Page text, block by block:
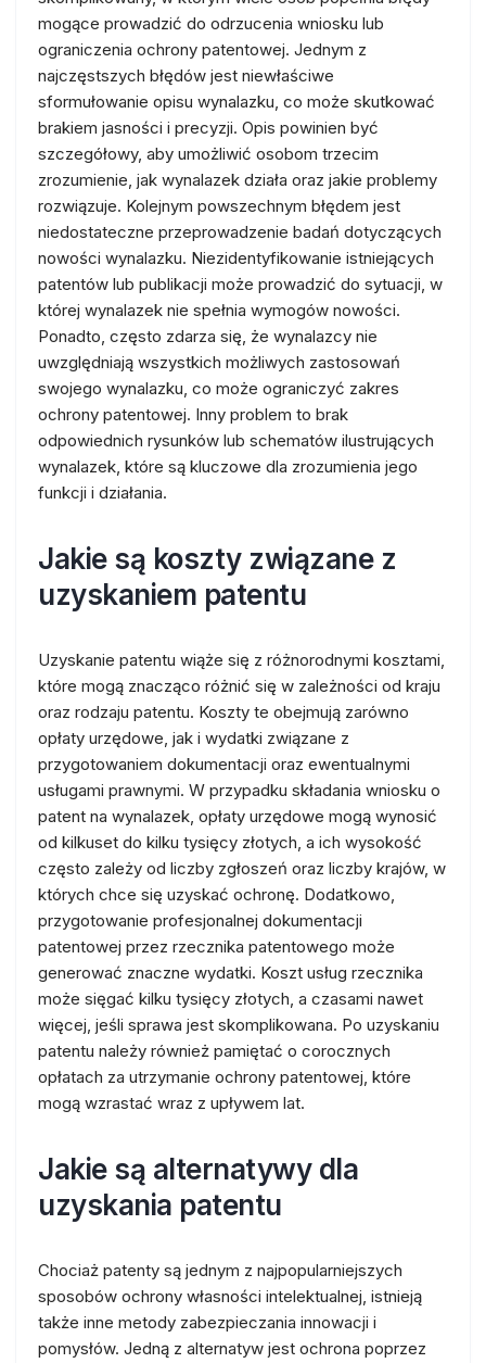
mogące prowadzić do odrzucenia wniosku lub
ograniczenia ochrony patentowej. Jednym z
najczęstszych błędów jest niewłaściwe
sformułowanie opisu wynalazku, co może skutkować
brakiem jasności i precyzji. Opis powinien być
szczegółowy, aby umożliwić osobom trzecim
zrozumienie, jak wynalazek działa oraz jakie problemy
rozwiązuje. Kolejnym powszechnym błędem jest
niedostateczne przeprowadzenie badań dotyczących
nowości wynalazku. Niezidentyfikowanie istniejących
patentów lub publikacji może prowadzić do sytuacji, w
której wynalazek nie spełnia wymogów nowości.
Ponadto, często zdarza się, że wynalazcy nie
uwzględniają wszystkich możliwych zastosowań
swojego wynalazku, co może ograniczyć zakres
ochrony patentowej. Inny problem to brak
odpowiednich rysunków lub schematów ilustrujących
wynalazek, które są kluczowe dla zrozumienia jego
funkcji i działania.
Jakie są koszty związane z
uzyskaniem patentu
Uzyskanie patentu wiąże się z różnorodnymi kosztami,
które mogą znacząco różnić się w zależności od kraju
oraz rodzaju patentu. Koszty te obejmują zarówno
opłaty urzędowe, jak i wydatki związane z
przygotowaniem dokumentacji oraz ewentualnymi
usługami prawnymi. W przypadku składania wniosku o
patent na wynalazek, opłaty urzędowe mogą wynosić
od kilkuset do kilku tysięcy złotych, a ich wysokość
często zależy od liczby zgłoszeń oraz liczby krajów, w
których chce się uzyskać ochronę. Dodatkowo,
przygotowanie profesjonalnej dokumentacji
patentowej przez rzecznika patentowego może
generować znaczne wydatki. Koszt usług rzecznika
może sięgać kilku tysięcy złotych, a czasami nawet
więcej, jeśli sprawa jest skomplikowana. Po uzyskaniu
patentu należy również pamiętać o corocznych
opłatach za utrzymanie ochrony patentowej, które
mogą wzrastać wraz z upływem lat.
Jakie są alternatywy dla
uzyskania patentu
Chociaż patenty są jednym z najpopularniejszych
sposobów ochrony własności intelektualnej, istnieją
także inne metody zabezpieczania innowacji i
pomysłów. Jedną z alternatyw jest ochrona poprzez